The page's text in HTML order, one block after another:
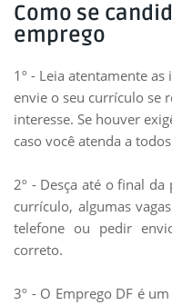
Como se
emprego
1º - Leia atentamente
envie o seu currículo se
interesse. Se houver
caso você atenda a
2º - Desça até o final da
currículo, algumas
telefone ou pedir
correto.
3º - O Emprego DF é